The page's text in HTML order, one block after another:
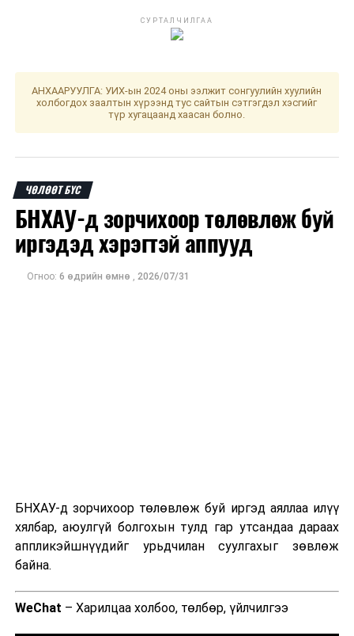
вакцинд хамрагдаарай.
хамрагдана.
ӨМНӨХ МЭДЭЭ
"Иргэн зайлшгүй шаардлагаар саарал чоно агнасан
бол хуулийн хариуцлага хүлээхгүй"
СУРТАЛЧИЛГАА
АНХААРУУЛГА: УИХ-ын 2024 оны ээлжит сонгуулийн хуулийн
холбогдох заалтын хүрээнд тус сайтын сэтгэгдэл хэсгийг
түр хугацаанд хаасан болно.
ЧӨЛӨӨТ БҮС
БНХАУ-д зорчихоор төлөвлөж буй
иргэдэд хэрэгтэй аппууд
Огноо: 6 өдрийн өмнө , 2026/07/31
БНХАУ-д зорчихоор төлөвлөж буй иргэд аяллаа илүү
хялбар, аюулгүй болгохын тулд гар утсандаа дараах
аппликэйшнүүдийг урьдчилан суулгахыг зөвлөж
байна.
WeChat – Харилцаа холбоо, төлбөр, үйлчилгээ